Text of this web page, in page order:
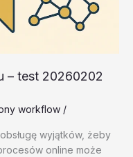
– test 20260202
workflow /
wyjątków, żeby
online może